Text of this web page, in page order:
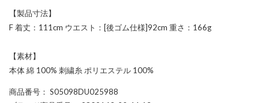
【製品寸法】
F 着丈：111cm ウエスト：[後ゴム仕様]92cm 重さ：166g
【素材】
本体 綿 100% 刺繍糸 ポリエステル 100%
商品番号 ： S05098DU025988